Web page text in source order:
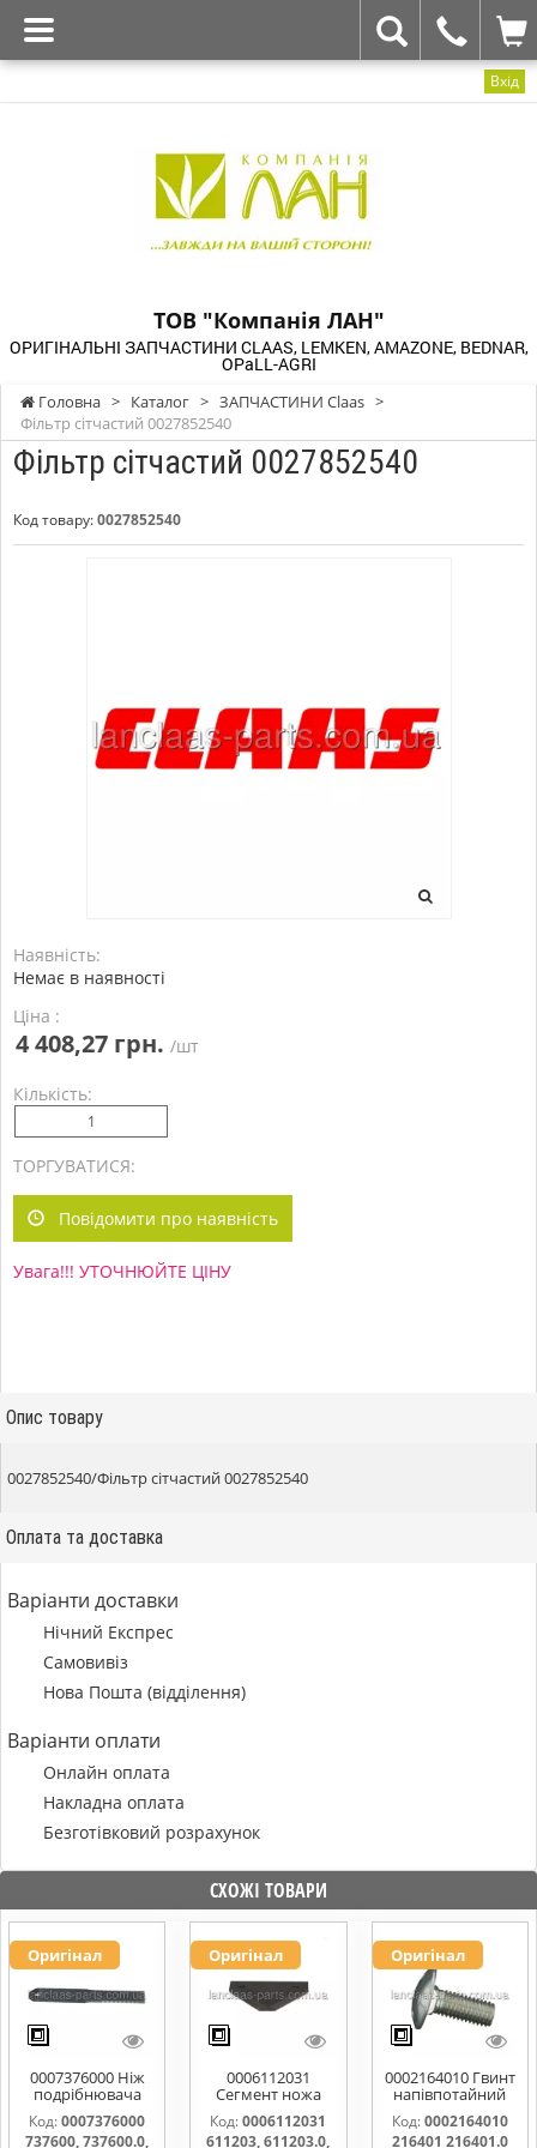
Вхід
ТОВ "Компанія ЛАН"
ОРИГІНАЛЬНІ ЗАПЧАСТИНИ CLAAS, LEMKEN, AMAZONE, BEDNAR,
OPaLL-AGRI
Головна > Каталог > ЗАПЧАСТИНИ Claas >
Фільтр сітчастий 0027852540
Фільтр сітчастий 0027852540
Код товару:0027852540
Наявність:
Немає в наявності
Ціна :
4 408,27 грн. /шт
Кількість:
ТОРГУВАТИСЯ:
Повідомити про наявність
Увага!!! УТОЧНЮЙТЕ ЦІНУ
Опис товару
0027852540/Фільтр сітчастий 0027852540
Оплата та доставка
Варіанти доставки
Нічний Експрес
Самовивіз
Нова Пошта (відділення)
Варіанти оплати
Онлайн оплата
Накладна оплата
Безготівковий розрахунок
СХОЖІ ТОВАРИ
Оригінал
0007376000 Ніж
подрібнювача
соломи,рухомий
737600, 737600.0,
Код:0007376000
737600, 737600.0,
Оригінал
0006112031
Сегмент ножа
жатки 611203,
611203.0,
Код: 0006112031
611203, 611203.0,
Оригінал
0002164010 Гвинт
напівпотайний
М10х25х20
216401 216401.0
Код:0002164010
216401 216401.0